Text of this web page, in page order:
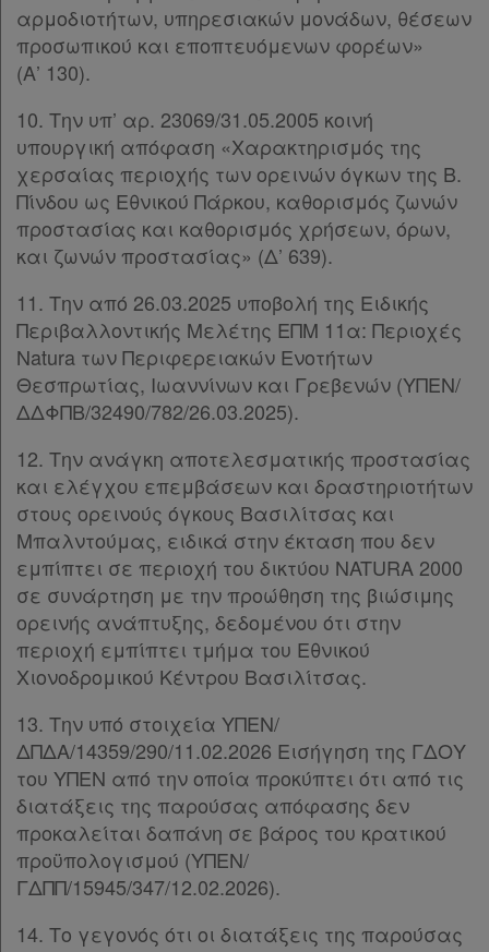
Assistant
Νομολογία
Kodiko
Forum
Αναζήτηση
Διακρατικές
Συμφωνίες
Ελλάδας
Πληροφορίες
Εταιρεία
Επικοινωνία
Όροι
χρήσης
Πολιτική
απορρήτου
και
cookies
αρμοδιοτήτων, υπηρεσιακών μονάδων, θέσεων
προσωπικού και εποπτευόμενων φορέων»
(Α’ 130).
10. Την υπ’ αρ. 23069/31.05.2005 κοινή
υπουργική απόφαση «Χαρακτηρισμός της
χερσαίας περιοχής των ορεινών όγκων της Β.
Πίνδου ως Εθνικού Πάρκου, καθορισμός ζωνών
προστασίας και καθορισμός χρήσεων, όρων,
και ζωνών προστασίας» (Δ’ 639).
11. Την από 26.03.2025 υποβολή της Ειδικής
Περιβαλλοντικής Μελέτης ΕΠΜ 11α: Περιοχές
Natura των Περιφερειακών Ενοτήτων
Θεσπρωτίας, Ιωαννίνων και Γρεβενών (ΥΠΕΝ/
ΔΔΦΠΒ/32490/782/26.03.2025).
12. Την ανάγκη αποτελεσματικής προστασίας
και ελέγχου επεμβάσεων και δραστηριοτήτων
στους ορεινούς όγκους Βασιλίτσας και
Μπαλντούμας, ειδικά στην έκταση που δεν
εμπίπτει σε περιοχή του δικτύου NATURA 2000
σε συνάρτηση με την προώθηση της βιώσιμης
ορεινής ανάπτυξης, δεδομένου ότι στην
περιοχή εμπίπτει τμήμα του Εθνικού
Χιονοδρομικού Κέντρου Βασιλίτσας.
13. Την υπό στοιχεία ΥΠΕΝ/
ΔΠΔΑ/14359/290/11.02.2026 Εισήγηση της ΓΔΟΥ
του ΥΠΕΝ από την οποία προκύπτει ότι από τις
διατάξεις της παρούσας απόφασης δεν
προκαλείται δαπάνη σε βάρος του κρατικού
προϋπολογισμού (ΥΠΕΝ/
ΓΔΠΠ/15945/347/12.02.2026).
14. Το γεγονός ότι οι διατάξεις της παρούσας